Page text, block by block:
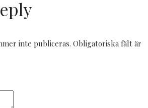
inte publiceras. Obligatoriska fält är